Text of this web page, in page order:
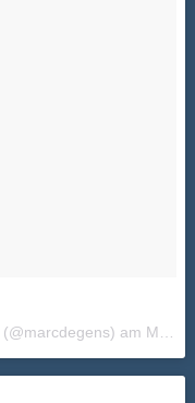
(@marcdegens) am Mai 23, 2018 um 9:58 PDT